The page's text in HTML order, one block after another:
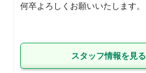
何卒よろしくお願いいたします。
スタッフ情報を見る